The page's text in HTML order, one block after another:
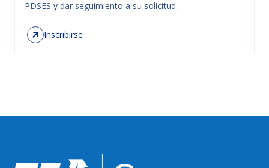
PDSES y dar seguimiento a su solicitud.
Inscribirse